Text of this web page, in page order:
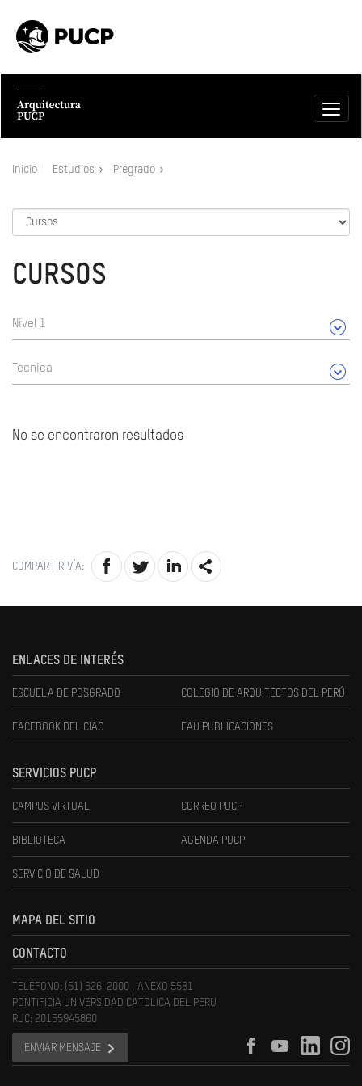
Inicio Estudios Pregrado
CURSOS
Nivel 1
Tecnica
No se encontraron resultados
COMPARTIR VÍA:
ENLACES DE INTERÉS
ESCUELA DE POSGRADO COLEGIO DE ARQUITECTOS DEL PERÚ
FACEBOOK DEL CIAC FAU PUBLICACIONES
SERVICIOS PUCP
CAMPUS VIRTUAL CORREO PUCP
BIBLIOTECA AGENDA PUCP
SERVICIO DE SALUD
MAPA DEL SITIO
CONTACTO
TELÉFONO: (51) 626-2000 , ANEXO 5581
PONTIFICIA UNIVERSIDAD CATOLICA DEL PERU
RUC: 20155945860
ENVIAR MENSAJE